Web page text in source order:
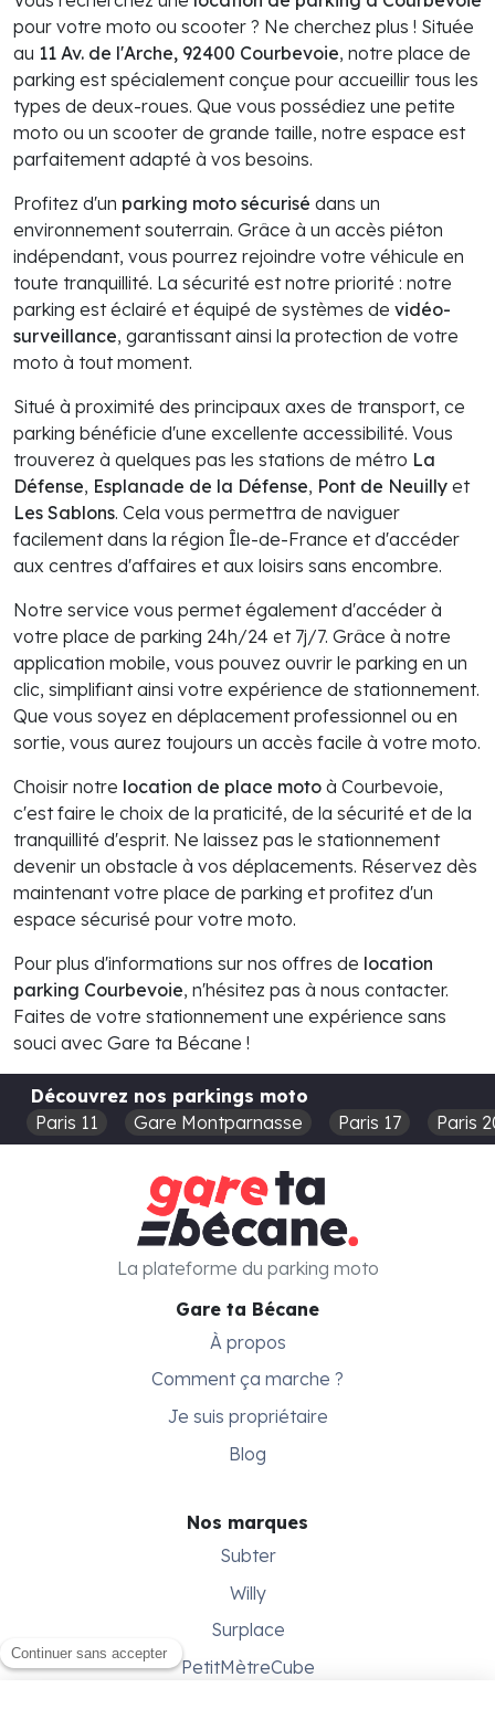
pour votre moto ou scooter ? Ne cherchez plus ! Située
au 11 Av. de l'Arche, 92400 Courbevoie, notre place de
parking est spécialement conçue pour accueillir tous les
types de deux-roues. Que vous possédiez une petite
moto ou un scooter de grande taille, notre espace est
parfaitement adapté à vos besoins.
Profitez d'un parking moto sécurisé dans un
environnement souterrain. Grâce à un accès piéton
indépendant, vous pourrez rejoindre votre véhicule en
toute tranquillité. La sécurité est notre priorité : notre
parking est éclairé et équipé de systèmes de vidéo-
surveillance, garantissant ainsi la protection de votre
moto à tout moment.
Situé à proximité des principaux axes de transport, ce
parking bénéficie d'une excellente accessibilité. Vous
trouverez à quelques pas les stations de métro La
Défense, Esplanade de la Défense, Pont de Neuilly et
Les Sablons. Cela vous permettra de naviguer
facilement dans la région Île-de-France et d'accéder
aux centres d'affaires et aux loisirs sans encombre.
Notre service vous permet également d'accéder à
votre place de parking 24h/24 et 7j/7. Grâce à notre
application mobile, vous pouvez ouvrir le parking en un
clic, simplifiant ainsi votre expérience de stationnement.
Que vous soyez en déplacement professionnel ou en
sortie, vous aurez toujours un accès facile à votre moto.
Choisir notre location de place moto à Courbevoie,
c'est faire le choix de la praticité, de la sécurité et de la
tranquillité d'esprit. Ne laissez pas le stationnement
devenir un obstacle à vos déplacements. Réservez dès
maintenant votre place de parking et profitez d'un
espace sécurisé pour votre moto.
Pour plus d'informations sur nos offres de location
parking Courbevoie, n'hésitez pas à nous contacter.
Faites de votre stationnement une expérience sans
souci avec Gare ta Bécane !
Découvrez nos parkings moto
Paris 11
Gare Montparnasse Paris 17 Paris
Gare ta Bécane
À propos
Comment ça marche ?
Je suis propriétaire
Blog
Nos marques
Subter
Willy
Surplace
PetitMètreCube
La plateforme du parking moto